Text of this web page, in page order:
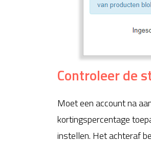
Controleer de
Moet een account na
kortingspercentage
instellen. Het achteraf